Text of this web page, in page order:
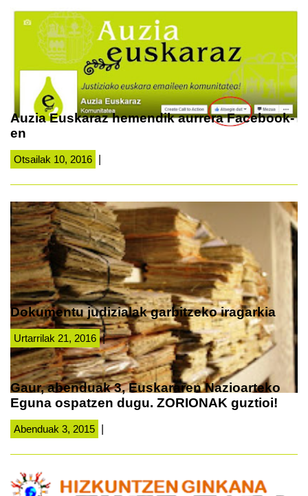
Auzia Euskaraz hemendik aurrera Facebook-
en
Otsailak 10, 2016
Dokumentu judizialak garbitzeko iragarkia
Urtarrilak 21, 2016 |
Gaur, abenduak 3, Euskararen Nazioarteko
Eguna ospatzen dugu. ZORIONAK guztioi!
Abenduak 3, 2015